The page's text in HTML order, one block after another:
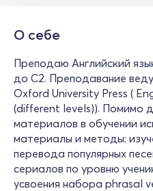
О себе
Преподаю Английский
до С2. Преподавание
Oxford University Press (
(different levels)). Помимо
материалов в обучении
материалы и методы:
перевода популярных
сериалов по уровню
усвоения набора phrasal